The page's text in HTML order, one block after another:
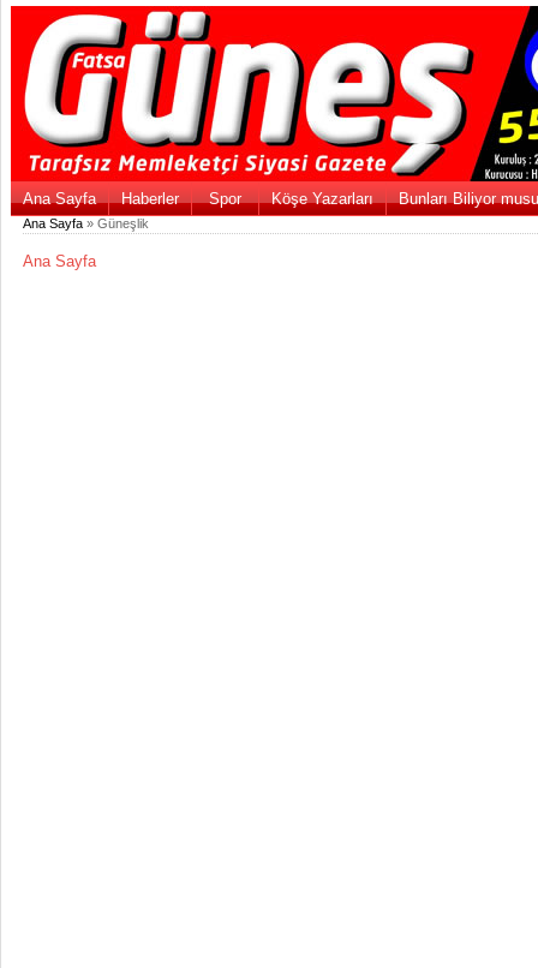
Ana Sayfa Haberler Spor Köşe Yazarları Bunları Biliyor
Ana Sayfa » Güneşlik
Ana Sayfa